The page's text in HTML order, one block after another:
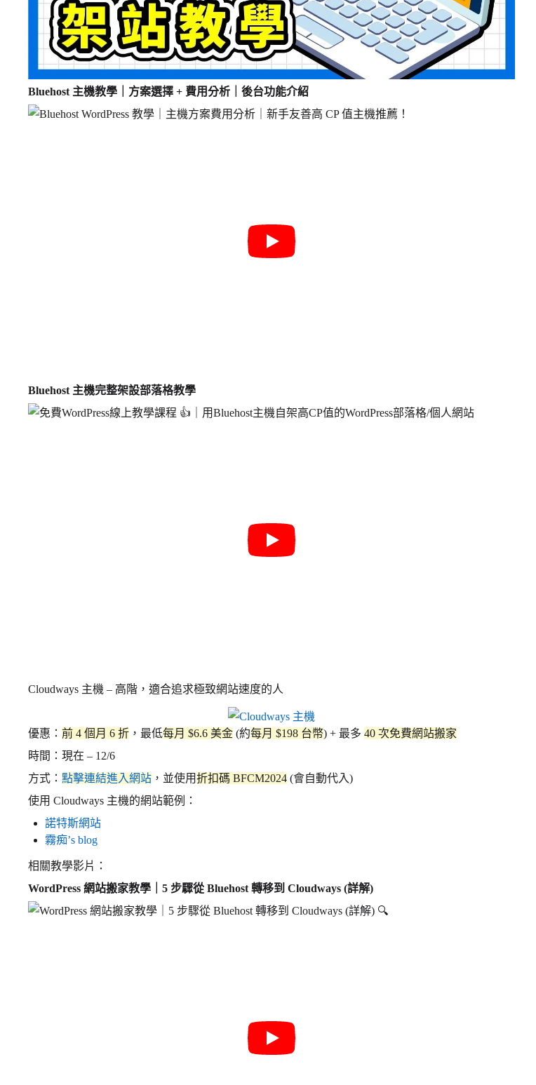
Bluehost 主機教學｜方案選擇 + 費用分析｜後台功能介紹
Bluehost 主機完整架設部落格教學
Cloudways 主機 – 高階，適合追求極致網站速度的人
優惠： 前 4 個月 6 折 ，最低每月 $6.6 美金 (約每月 $198 台幣) + 最多 40 次免費網站搬家
時間：現在 – 12/6
方式： 點擊連結進入網站 ，並使用折扣碼 BFCM2024 (會自動代入)
使用 Cloudways 主機的網站範例：
諾特斯網站
霧痴’s blog
相關教學影片：
WordPress 網站搬家教學｜5 步驟從 Bluehost 轉移到 Cloudways (詳解)